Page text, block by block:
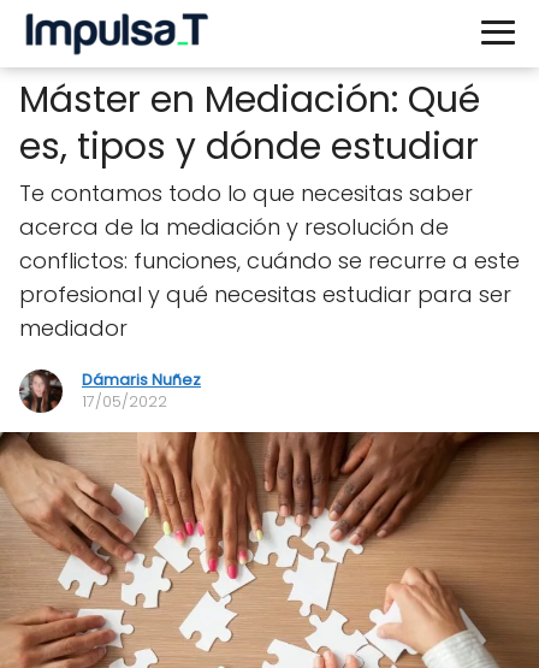
Máster en Mediación: Qué
es, tipos y dónde estudiar
Te contamos todo lo que necesitas saber
acerca de la mediación y resolución de
conflictos: funciones, cuándo se recurre a este
profesional y qué necesitas estudiar para ser
mediador
Dámaris Nuñez
17/05/2022